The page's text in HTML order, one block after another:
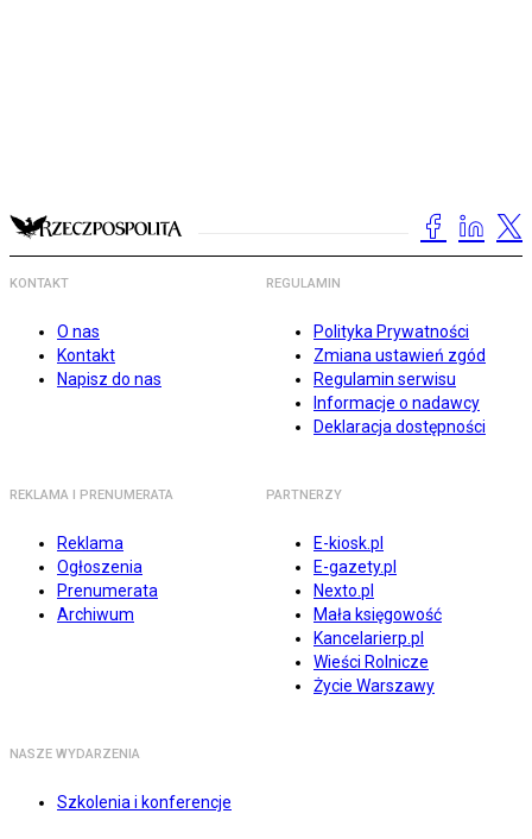
KONTAKT
O nas
Kontakt
Napisz do nas
REGULAMIN
Polityka Prywatności
Zmiana ustawień zgód
Regulamin serwisu
Informacje o nadawcy
Deklaracja dostępności
REKLAMA I PRENUMERATA
Reklama
Ogłoszenia
Prenumerata
Archiwum
PARTNERZY
E-kiosk.pl
E-gazety.pl
Nexto.pl
Mała księgowość
Kancelarierp.pl
Wieści Rolnicze
Życie Warszawy
NASZE WYDARZENIA
Szkolenia i konferencje